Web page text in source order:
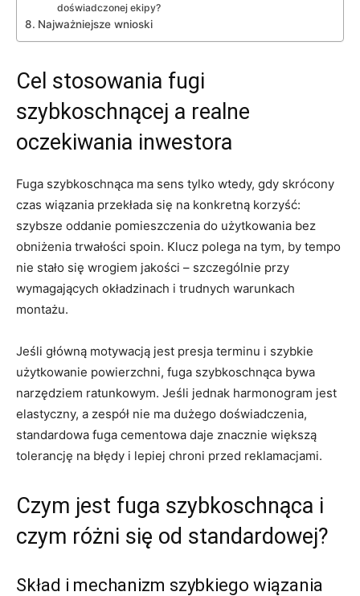
doświadczonej ekipy?
Najważniejsze wnioski
Cel stosowania fugi
szybkoschnącej a realne
oczekiwania inwestora
Fuga szybkoschnąca ma sens tylko wtedy, gdy skrócony
czas wiązania przekłada się na konkretną korzyść:
szybsze oddanie pomieszczenia do użytkowania bez
obniżenia trwałości spoin. Klucz polega na tym, by tempo
nie stało się wrogiem jakości – szczególnie przy
wymagających okładzinach i trudnych warunkach
montażu.
Jeśli główną motywacją jest presja terminu i szybkie
użytkowanie powierzchni, fuga szybkoschnąca bywa
narzędziem ratunkowym. Jeśli jednak harmonogram jest
elastyczny, a zespół nie ma dużego doświadczenia,
standardowa fuga cementowa daje znacznie większą
tolerancję na błędy i lepiej chroni przed reklamacjami.
Czym jest fuga szybkoschnąca i
czym różni się od standardowej?
Skład i mechanizm szybkiego wiązania